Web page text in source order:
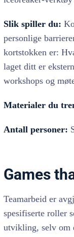
Slik spiller du:
personlige
kortstokken er:
laget ditt er
workshops og
Materialer du
Antall personer:
Games
Teamarbeid er
spesifiserte roller
utvikling, selv om